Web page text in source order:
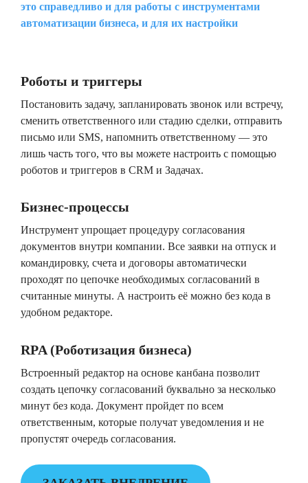
это справедливо и для работы с инструментами
автоматизации бизнеса, и для их настройки
Роботы и триггеры
Постановить задачу, запланировать звонок или встречу,
сменить ответственного или стадию сделки, отправить
письмо или SMS, напомнить ответственному — это
лишь часть того, что вы можете настроить с помощью
роботов и триггеров в CRM и Задачах.
Бизнес-процессы
Инструмент упрощает процедуру согласования
документов внутри компании. Все заявки на отпуск и
командировку, счета и договоры автоматически
проходят по цепочке необходимых согласований в
считанные минуты. А настроить её можно без кода в
удобном редакторе.
RPA (Роботизация бизнеса)
Встроенный редактор на основе канбана позволит
создать цепочку согласований буквально за несколько
минут без кода. Документ пройдет по всем
ответственным, которые получат уведомления и не
пропустят очередь согласования.